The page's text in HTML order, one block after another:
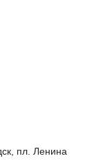
пл. Ленина